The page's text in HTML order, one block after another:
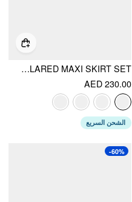
SATIN COWL NECK LACE PANEL TOP & MID RISE FLARED MAXI SKIRT SET
AED 230.00
الشحن السريع
-60%